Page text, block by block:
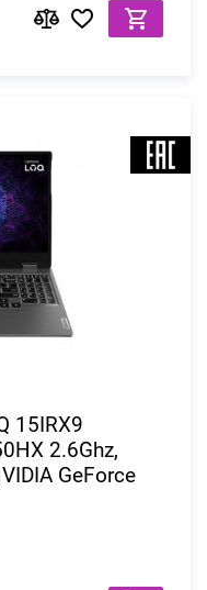
15IRX9
2.6Ghz,
GeForce